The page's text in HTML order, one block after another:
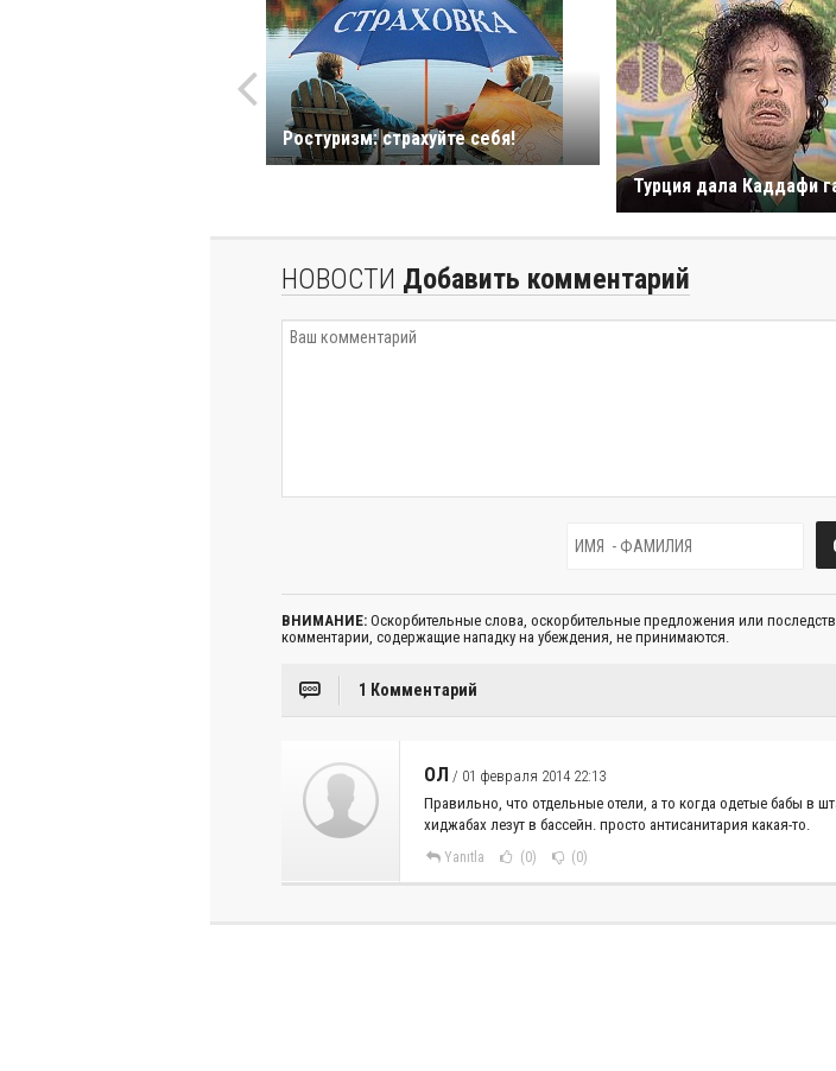
Ростуризм: страхуйте себя!
Турция дала Каддафи
НОВОСТИ Добавить комментарий
ВНИМАНИЕ: Оскорбительные слова, оскорбительные предложения или
комментарии, содержащие нападку на убеждения, не принимаются.
1 Комментарий
ОЛ / 01 февраля 2014 22:13
Правильно, что отдельные отели, а то когда одетые бабы в
хиджабах лезут в бассейн. просто антисанитария какая-то.
Yanıtla (0) (0)